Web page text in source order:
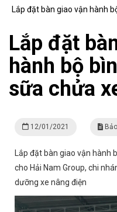
Lắp đặt bàn giao vận hành
Lắp đặt
hành bộ
sữa chửa
12/01/2021
Lắp đặt bàn giao vận
cho Hải Nam Group, chi
dưỡng xe nâng điện